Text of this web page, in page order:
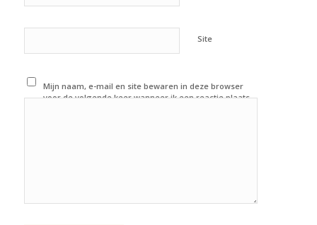
Site
Mijn naam, e-mail en site bewaren in deze browser
voor de volgende keer wanneer ik een reactie plaats.